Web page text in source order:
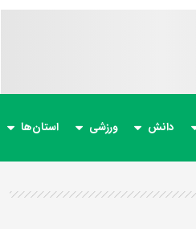
دانش ورزشی استان‌ها